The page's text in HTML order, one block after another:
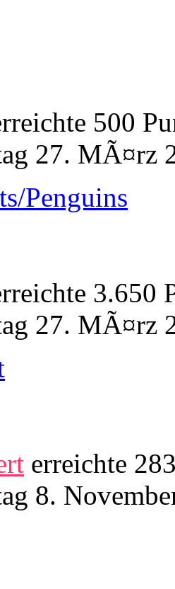
500
27. MÃ¤rz
Penguins
3.650
27. MÃ¤rz
erreichte
8.